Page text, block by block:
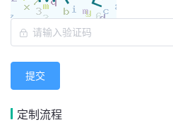
提交
定制流程